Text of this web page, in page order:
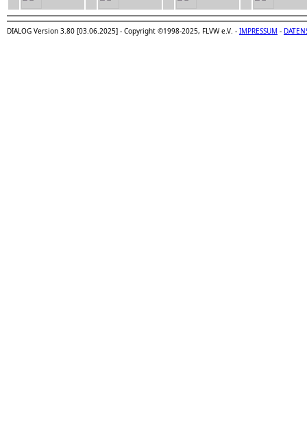
DIALOG Version 3.80 [03.06.2025] - Copyright ©1998-2025, FLVW e.V. - IMPRESSUM -